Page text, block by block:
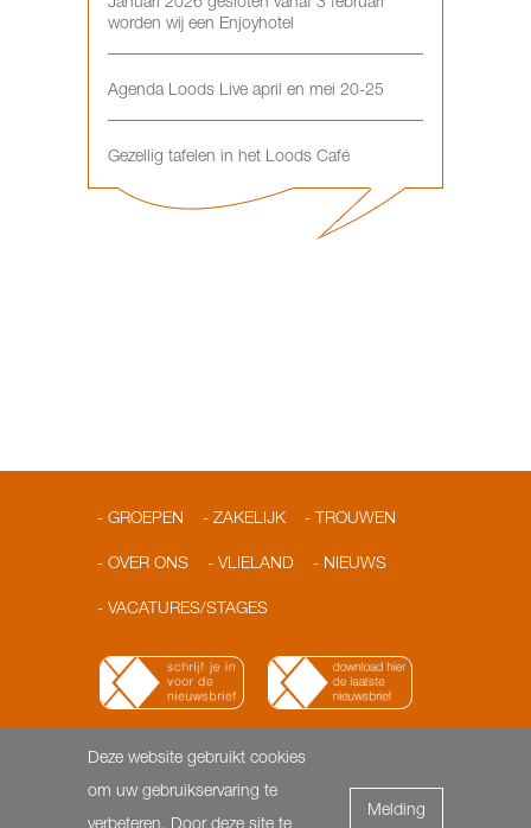
Januari 2026 gesloten vanaf 3 februari
worden wij een Enjoyhotel
Agenda Loods Live april en mei 20-25
Gezellig tafelen in het Loods Café
GROEPEN ZAKELIJK TROUWEN
OVER ONS VLIELAND NIEUWS
VACATURES/STAGES
info@loodshotel.nl
Melding
Deze website gebruikt cookies
om uw gebruikservaring te